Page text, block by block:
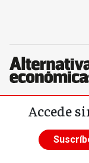
Pasar al contenido
Accede